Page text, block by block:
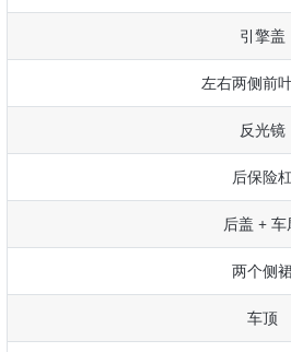
引擎盖
左右两侧前
反光镜
后保险
后盖 + 车
两个侧
车顶